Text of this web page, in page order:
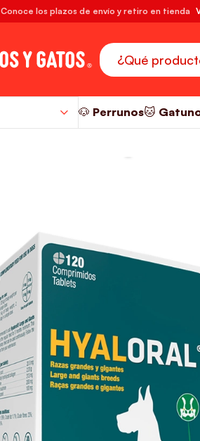
Conoce los plazos de envío y retiro en tienda
🐶 Perrunos🐱